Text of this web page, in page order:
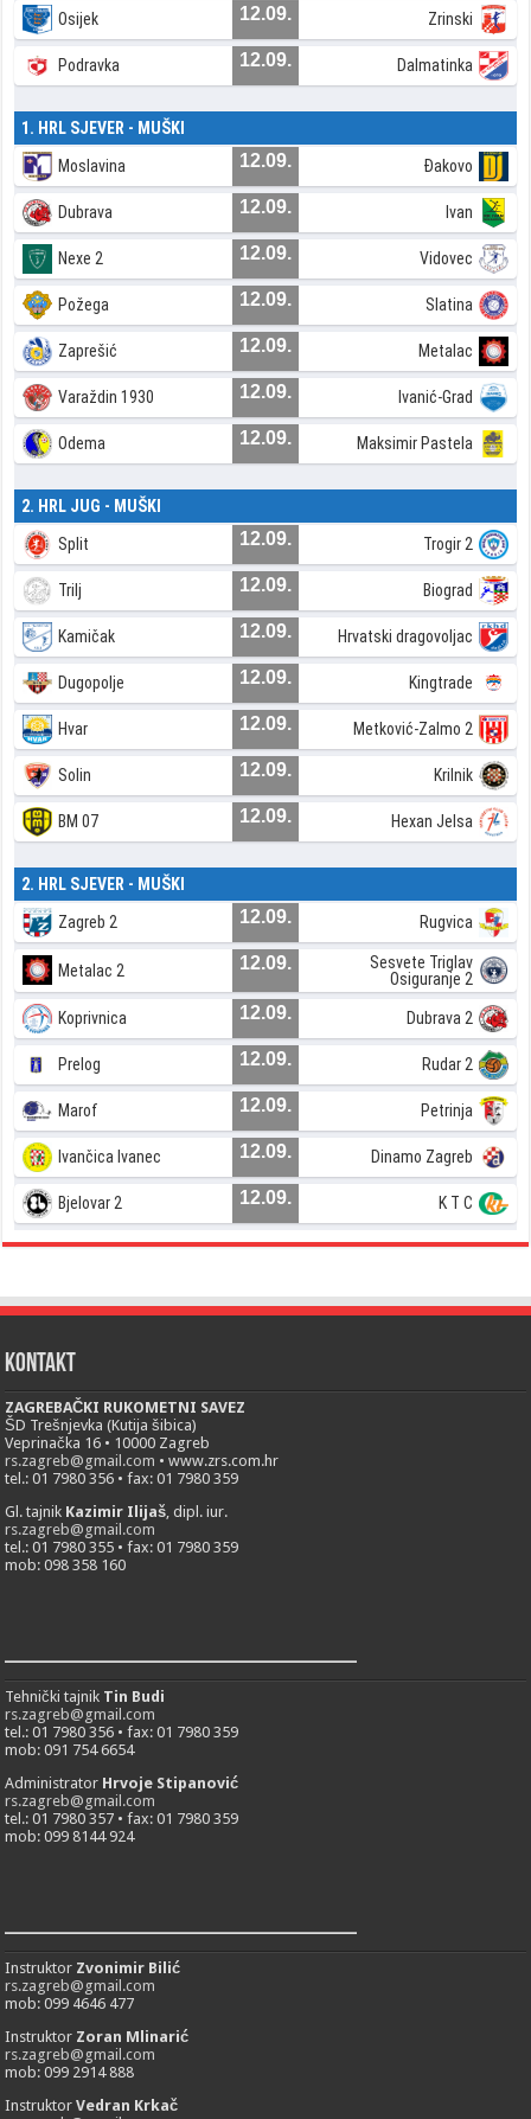
Osijek 12.09. Zrinski
Podravka 12.09. Dalmatinka
1. HRL SJEVER - MUŠKI
Moslavina 12.09. Đakovo
Dubrava 12.09. Ivan
Nexe 2 12.09. Vidovec
Požega 12.09. Slatina
Zaprešić 12.09. Metalac
Varaždin 1930 12.09. Ivanić-Grad
Odema 12.09. Maksimir Pastela
2. HRL JUG - MUŠKI
Split 12.09. Trogir 2
Trilj 12.09. Biograd
Kamičak 12.09. Hrvatski dragovoljac
Dugopolje 12.09. Kingtrade
Hvar 12.09. Metković-Zalmo 2
Solin 12.09. Krilnik
BM 07 12.09. Hexan Jelsa
2. HRL SJEVER - MUŠKI
Zagreb 2 12.09. Rugvica
Metalac 2 12.09.
Sesvete Triglav
Osiguranje 2
Koprivnica 12.09. Dubrava 2
Prelog 12.09. Rudar 2
Marof 12.09. Petrinja
Ivančica Ivanec 12.09. Dinamo Zagreb
Bjelovar 2 12.09. K T C
Kontakt
ZAGREBAČKI RUKOMETNI SAVEZ
ŠD Trešnjevka (Kutija šibica)
Veprinačka 16 • 10000 Zagreb
rs.zagreb@gmail.com • www.zrs.com.hr
tel.: 01 7980 356 • fax: 01 7980 359
Gl. tajnik Kazimir Ilijaš , dipl. iur.
rs.zagreb@gmail.com
tel.: 01 7980 355 • fax: 01 7980 359
mob: 098 358 160
___________________________
Tehnički tajnik Tin Budi
rs.zagreb@gmail.com
tel.: 01 7980 356 • fax: 01 7980 359
mob: 091 754 6654
Administrator Hrvoje Stipanović
rs.zagreb@gmail.com
tel.: 01 7980 357 • fax: 01 7980 359
mob: 099 8144 924
___________________________
Instruktor Zvonimir Bilić
rs.zagreb@gmail.com
mob: 099 4646 477
Instruktor Zoran Mlinarić
rs.zagreb@gmail.com
mob: 099 2914 888
InstruktorVedran Krkač